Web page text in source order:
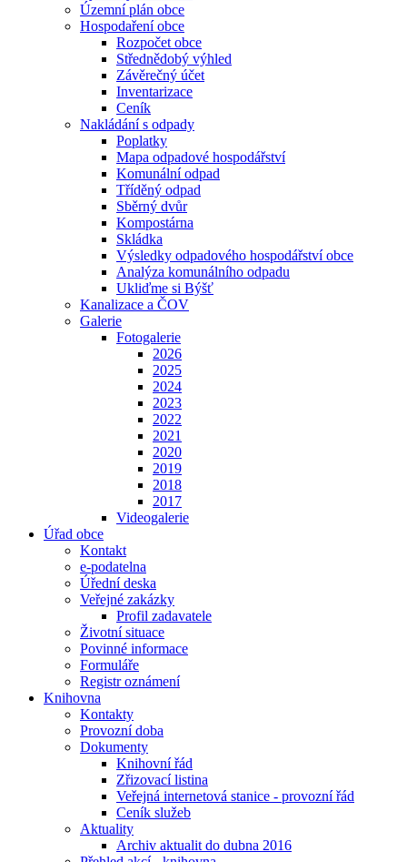
Územní plán obce
Hospodaření obce
Rozpočet obce
Střednědobý výhled
Závěrečný účet
Inventarizace
Ceník
Nakládání s odpady
Poplatky
Mapa odpadové hospodářství
Komunální odpad
Tříděný odpad
Sběrný dvůr
Kompostárna
Skládka
Výsledky odpadového hospodářství obce
Analýza komunálního odpadu
Ukliďme si Býšť
Kanalizace a ČOV
Galerie
Fotogalerie
2026
2025
2024
2023
2022
2021
2020
2019
2018
2017
Videogalerie
Úřad obce
Kontakt
e-podatelna
Úřední deska
Veřejné zakázky
Profil zadavatele
Životní situace
Povinné informace
Formuláře
Registr oznámení
Knihovna
Kontakty
Provozní doba
Dokumenty
Knihovní řád
Zřizovací listina
Veřejná internetová stanice - provozní řád
Ceník služeb
Aktuality
Archiv aktualit do dubna 2016